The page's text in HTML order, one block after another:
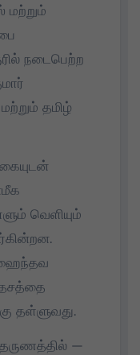
மற்றும்
நடைபெற்ற
தமிழ்
வெளியும்
தள்ளுவது.
—